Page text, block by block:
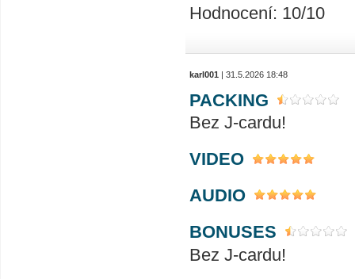
Hodnocení: 10/10
karl001 | 31.5.2026 18:48
PACKING
Bez J-cardu!
VIDEO
AUDIO
BONUSES
Bez J-cardu!